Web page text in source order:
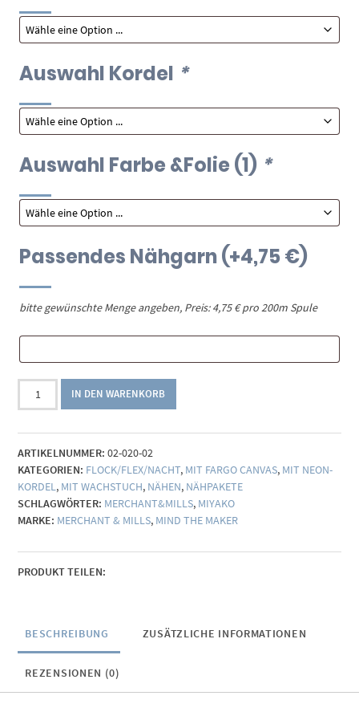
Auswahl Kordel *
Auswahl Farbe &Folie (1) *
Passendes Nähgarn(+4,75 €)
bitte gewünschte Menge angeben, Preis: 4,75 € pro 200m Spule
Nähpaket
Turnbeutel
mit
neon-
Kordel)
Menge
IN DEN WARENKORB
ARTIKELNUMMER: 02-020-02
KATEGORIEN: FLOCK/FLEX/NACHT, MIT FARGO CANVAS, MIT NEON-
KORDEL, MIT WACHSTUCH, NÄHEN, NÄHPAKETE
SCHLAGWÖRTER: MERCHANT&MILLS, MIYAKO
MARKE: MERCHANT & MILLS, MIND THE MAKER
PRODUKT TEILEN:
BESCHREIBUNG ZUSÄTZLICHE INFORMATIONEN
REZENSIONEN (0)